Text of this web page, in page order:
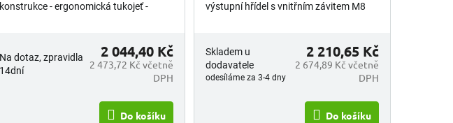
konstrukce - ergonomická tukojeť -
Na dotaz, zpravidla
14dní
2 473,72 Kč včetně
DPH
2 044,40 Kč
Do košíku
výstupní hřídel s vnitřním závitem M8
Skladem u
dodavatele
odesíláme za 3-4 dny
2 674,89 Kč včetně
DPH
2 210,65 Kč
Do košíku